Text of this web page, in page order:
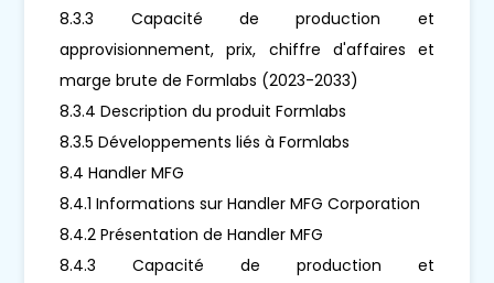
8.3.3 Capacité de production et
approvisionnement, prix, chiffre d'affaires et
marge brute de Formlabs (2023-2033)
8.3.4 Description du produit Formlabs
8.3.5 Développements liés à Formlabs
8.4 Handler MFG
8.4.1 Informations sur Handler MFG Corporation
8.4.2 Présentation de Handler MFG
8.4.3 Capacité de production et